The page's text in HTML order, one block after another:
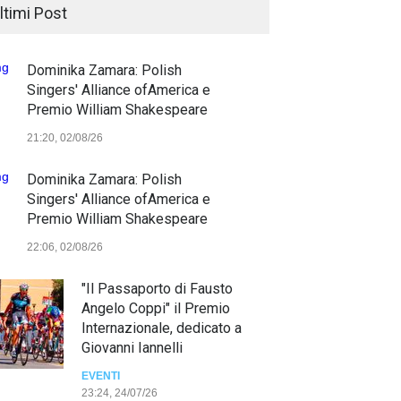
Post
Dominika Zamara: Polish
Singers' Alliance ofAmerica e
Premio William Shakespeare
21:20, 02/08/26
Dominika Zamara: Polish
Singers' Alliance ofAmerica e
Premio William Shakespeare
22:06, 02/08/26
"Il Passaporto di Fausto
Angelo Coppi" il Premio
Internazionale, dedicato a
Giovanni Iannelli
EVENTI
23:24, 24/07/26